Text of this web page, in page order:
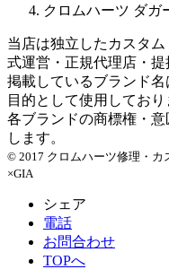
クロムハーツ ダガ
当店は独立したカスタ
式運営・正規代理店・提
掲載しているブランド
目的として使用しており
各ブランドの商標権・
します。
© 2017 クロムハーツ修理・カ
×GIA
シェア
電話
お問合わせ
TOPへ